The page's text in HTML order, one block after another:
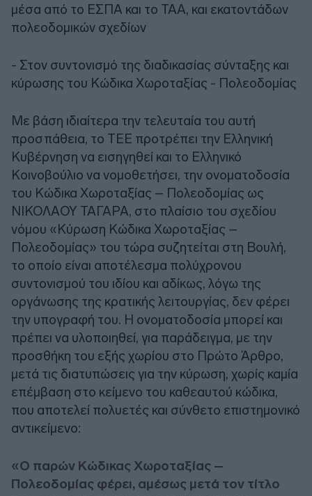
μέσα από το ΕΣΠΑ και το ΤΑΑ, και εκατοντάδων
πολεοδομικών σχεδίων
- Στον συντονισμό της διαδικασίας σύνταξης και
κύρωσης του Κώδικα Χωροταξίας - Πολεοδομίας
Με βάση ιδιαίτερα την τελευταία του αυτή
προσπάθεια, το ΤΕΕ προτρέπει την Ελληνική
Κυβέρνηση να εισηγηθεί και το Ελληνικό
Κοινοβούλιο να νομοθετήσει, την ονοματοδοσία
του Κώδικα Χωροταξίας – Πολεοδομίας ως
ΝΙΚΟΛΑΟΥ ΤΑΓΑΡΑ, στο πλαίσιο του σχεδίου
νόμου «Κύρωση Κώδικα Χωροταξίας –
Πολεοδομίας» του τώρα συζητείται στη Βουλή,
το οποίο είναι αποτέλεσμα πολύχρονου
συντονισμού του ιδίου και αδίκως, λόγω της
οργάνωσης της κρατικής λειτουργίας, δεν φέρει
την υπογραφή του. Η ονοματοδοσία μπορεί και
πρέπει να υλοποιηθεί, για παράδειγμα, με την
προσθήκη του εξής χωρίου στο Πρώτο Άρθρο,
μετά τις διατυπώσεις για την κύρωση, χωρίς καμία
επέμβαση στο κείμενο του καθεαυτού κώδικα,
που αποτελεί πολυετές και σύνθετο επιστημονικό
αντικείμενο:
«Ο παρών Κώδικας Χωροταξίας –
Πολεοδομίας φέρει, αμέσως μετά τον τίτλο